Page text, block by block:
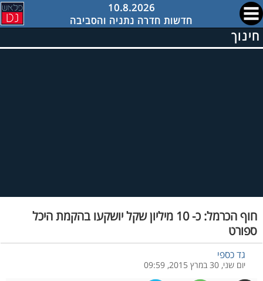
10.8.2026
חדשות חדרה נתניה והסביבה
חינוך
חוף הכרמל: כ- 10 מיליון שקל יושקעו בהקמת היכל
ספורט
גד כספי
יום שני, 30 במרץ 2015, 09:59